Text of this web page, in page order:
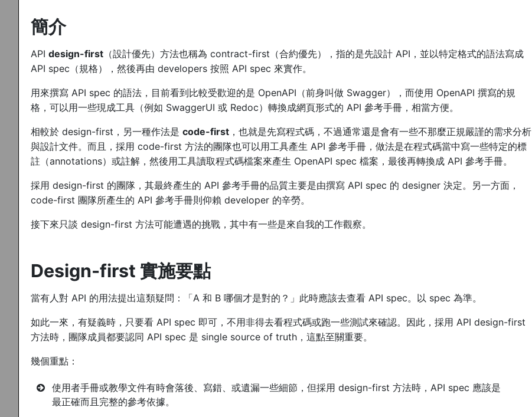
簡介
API design-first（設計優先）方法也稱為 contract-first（合約優先），指的是先設計 API，並以特定格式的語法寫成
API spec（規格），然後再由 developers 按照 API spec 來實作。
用來撰寫 API spec 的語法，目前看到比較受歡迎的是 OpenAPI（前身叫做 Swagger），而使用 OpenAPI 撰寫的規
格，可以用一些現成工具（例如 SwaggerUI 或 Redoc）轉換成網頁形式的 API 參考手冊，相當方便。
相較於 design-first，另一種作法是 code-first，也就是先寫程式碼，不過通常還是會有一些不那麼正規嚴謹的需求分析
與設計文件。而且，採用 code-first 方法的團隊也可以用工具產生 API 參考手冊，做法是在程式碼當中寫一些特定的標
註（annotations）或註解，然後用工具讀取程式碼檔案來產生 OpenAPI spec 檔案，最後再轉換成 API 參考手冊。
採用 design-first 的團隊，其最終產生的 API 參考手冊的品質主要是由撰寫 API spec 的 designer 決定。另一方面，
code-first 團隊所產生的 API 參考手冊則仰賴 developer 的辛勞。
接下來只談 design-first 方法可能遭遇的挑戰，其中有一些是來自我的工作觀察。
Design-first 實施要點
當有人對 API 的用法提出這類疑問：「A 和 B 哪個才是對的？」此時應該去查看 API spec。以 spec 為準。
如此一來，有疑義時，只要看 API spec 即可，不用非得去看程式碼或跑一些測試來確認。因此，採用 API design-first
方法時，團隊成員都要認同 API spec 是 single source of truth，這點至關重要。
幾個重點：
使用者手冊或教學文件有時會落後、寫錯、或遺漏一些細節，但採用 design-first 方法時，API spec 應該是
最正確而且完整的參考依據。